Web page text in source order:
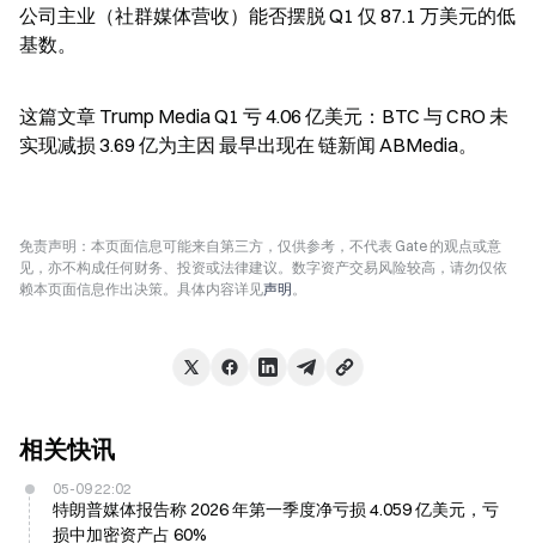
公司主业（社群媒体营收）能否摆脱 Q1 仅 87.1 万美元的低
基数。
这篇文章 Trump Media Q1 亏 4.06 亿美元：BTC 与 CRO 未
实现减损 3.69 亿为主因 最早出现在 链新闻 ABMedia。
免责声明：本页面信息可能来自第三方，仅供参考，不代表 Gate 的观点或意
见，亦不构成任何财务、投资或法律建议。数字资产交易风险较高，请勿仅依
赖本页面信息作出决策。具体内容详见声明。
相关快讯
05-09 22:02
特朗普媒体报告称 2026 年第一季度净亏损 4.059 亿美元，亏
损中加密资产占 60%